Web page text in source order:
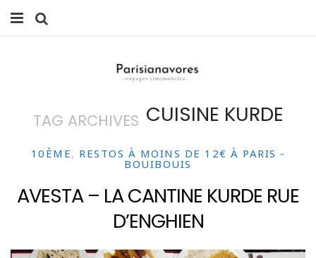
FAMILLE
VOYAGES
WEEK-ENDS
LIFESTYLE
CULTURE
TAG ARCHIVES CUISINE KURDE
10ÈME, RESTOS À MOINS DE 12€ À PARIS -
BOUIBOUIS
AVESTA – LA CANTINE KURDE RUE
D’ENGHIEN